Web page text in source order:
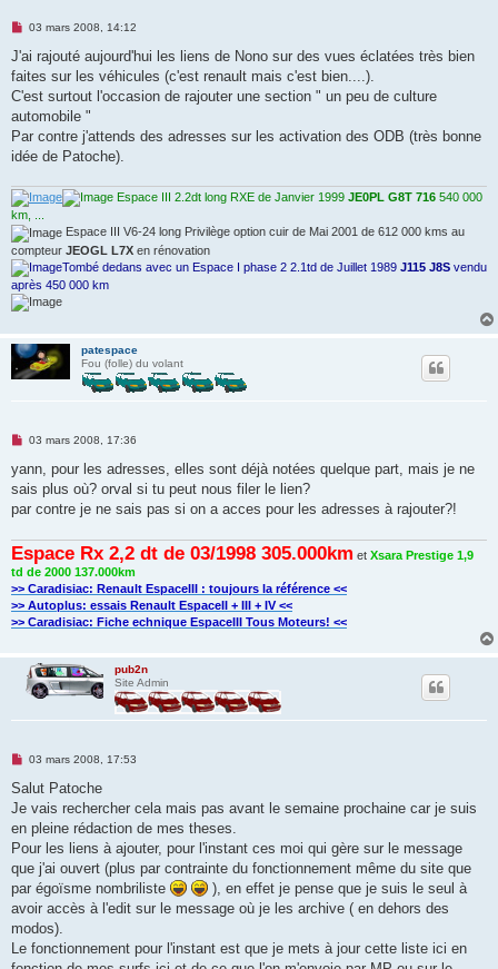
M
s
a
g
n
o
l
03 mars 2008, 14:12
J'ai rajouté aujourd'hui les liens de Nono sur des vues éclatées très bien
faites sur les véhicules (c'est renault mais c'est bien....).
C'est surtout l'occasion de rajouter une section " un peu de culture
automobile "
Par contre j'attends des adresses sur les activation des ODB (très bonne
idée de Patoche).
Espace III 2.2dt long RXE de Janvier 1999 JE0PL G8T 716 540 000
km, ...
Espace III V6-24 long Privilège option cuir de Mai 2001 de 612 000 kms au
compteur JEOGL L7X en rénovation
Tombé dedans avec un Espace I phase 2 2.1td de Juillet 1989 J115 J8S vendu
après 450 000 km
patespace
Fou (folle) du volant
M
s
a
g
n
u
03 mars 2008, 17:36
yann, pour les adresses, elles sont déjà notées quelque part, mais je ne
sais plus où? orval si tu peut nous filer le lien?
par contre je ne sais pas si on a acces pour les adresses à rajouter?!
Espace Rx 2,2 dt de 03/1998 305.000km et Xsara Prestige 1,9
td de 2000 137.000km
>> Caradisiac: Renault EspaceIII : toujours la référence <<
>> Autoplus: essais Renault EspaceII + III + IV <<
>> Caradisiac: Fiche echnique EspaceIII Tous Moteurs! <<
pub2n
Site Admin
M
s
a
g
n
o
l
u
03 mars 2008, 17:53
Salut Patoche
Je vais rechercher cela mais pas avant le semaine prochaine car je suis
en pleine rédaction de mes theses.
Pour les liens à ajouter, pour l'instant ces moi qui gère sur le message
que j'ai ouvert (plus par contrainte du fonctionnement même du site que
par égoïsme nombriliste
), en effet je pense que je suis le seul à
avoir accès à l'edit sur le message où je les archive ( en dehors des
modos).
Le fonctionnement pour l'instant est que je mets à jour cette liste ici en